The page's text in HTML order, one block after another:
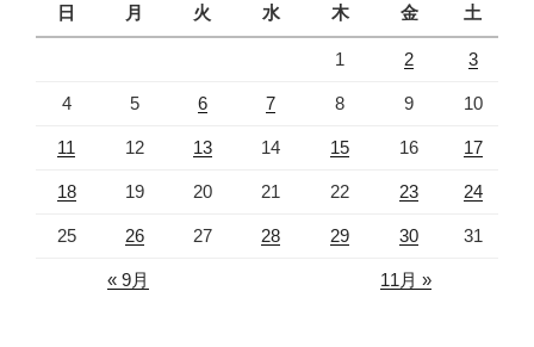
日
月 火 水 木 金 土
1 2 3
4 5 6 7 8 9 10
11 12 13 14 15 16 17
18 19 20 21 22 23 24
25 26 27 28 29 30 31
« 9月 11月 »